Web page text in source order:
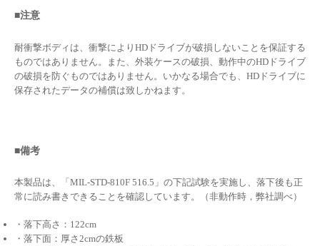
■注意
耐衝撃ボディは、衝撃によりHDドライブが破損しないことを保証する
ものではありません。また、外装ケースの破損、動作中のHDドライブ
の破損を防ぐものではありません。いかなる場合でも、HDドライブに
保存されたデータの補償は致しかねます。
■備考
本製品は、「MIL-STD-810F 516.5」の下記試験を実施し、落下後も正
常に読み書きできることを確認しています。（非動作時，弊社調べ）
・落下高さ：122cm
・落下面：厚さ2cmの鉄板